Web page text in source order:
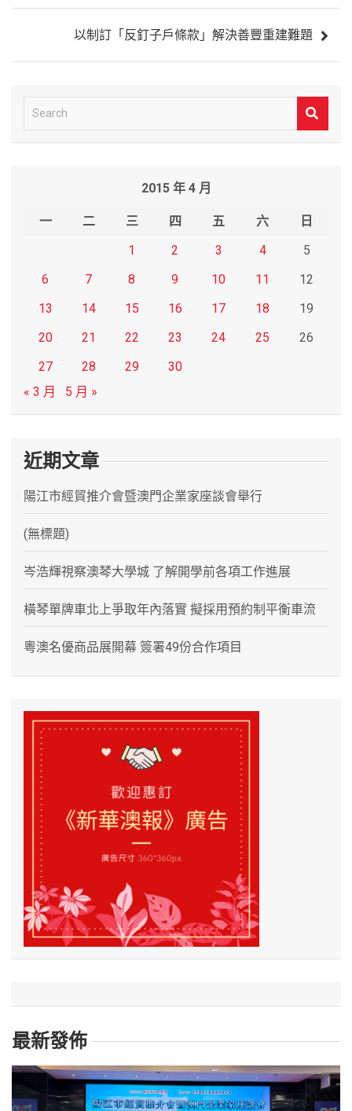
以制訂「反釘子戶條款」解決善豐重建難題
e
2015 年 4 月
一 二 三 四 五 六
日
1
2 3 4
5
6
7 8 9 10 11
12
13
14 15 16 17 18
19
20
21 22 23 24 25
26
27
28 29
30
« 3 月
5 月 »
近期文章
陽江市經貿推介會暨澳門企業家座談會舉行
(無標題)
岑浩輝視察澳琴大學城 了解開學前各項工作進展
橫琴單牌車北上爭取年內落實 擬採用預約制平衡車流
粵澳名優商品展開幕 簽署49份合作項目
最新發佈